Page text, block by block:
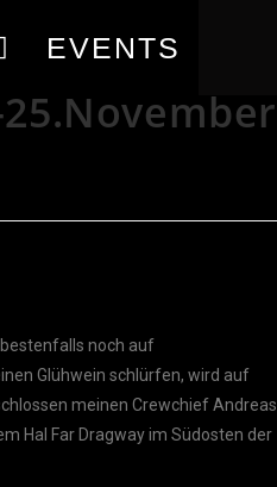
EVENTS
25.November
noch auf
Glühwein schlürfen, wird auf
meinen Crewchief Andreas
Hal Far Dragway im Südosten der